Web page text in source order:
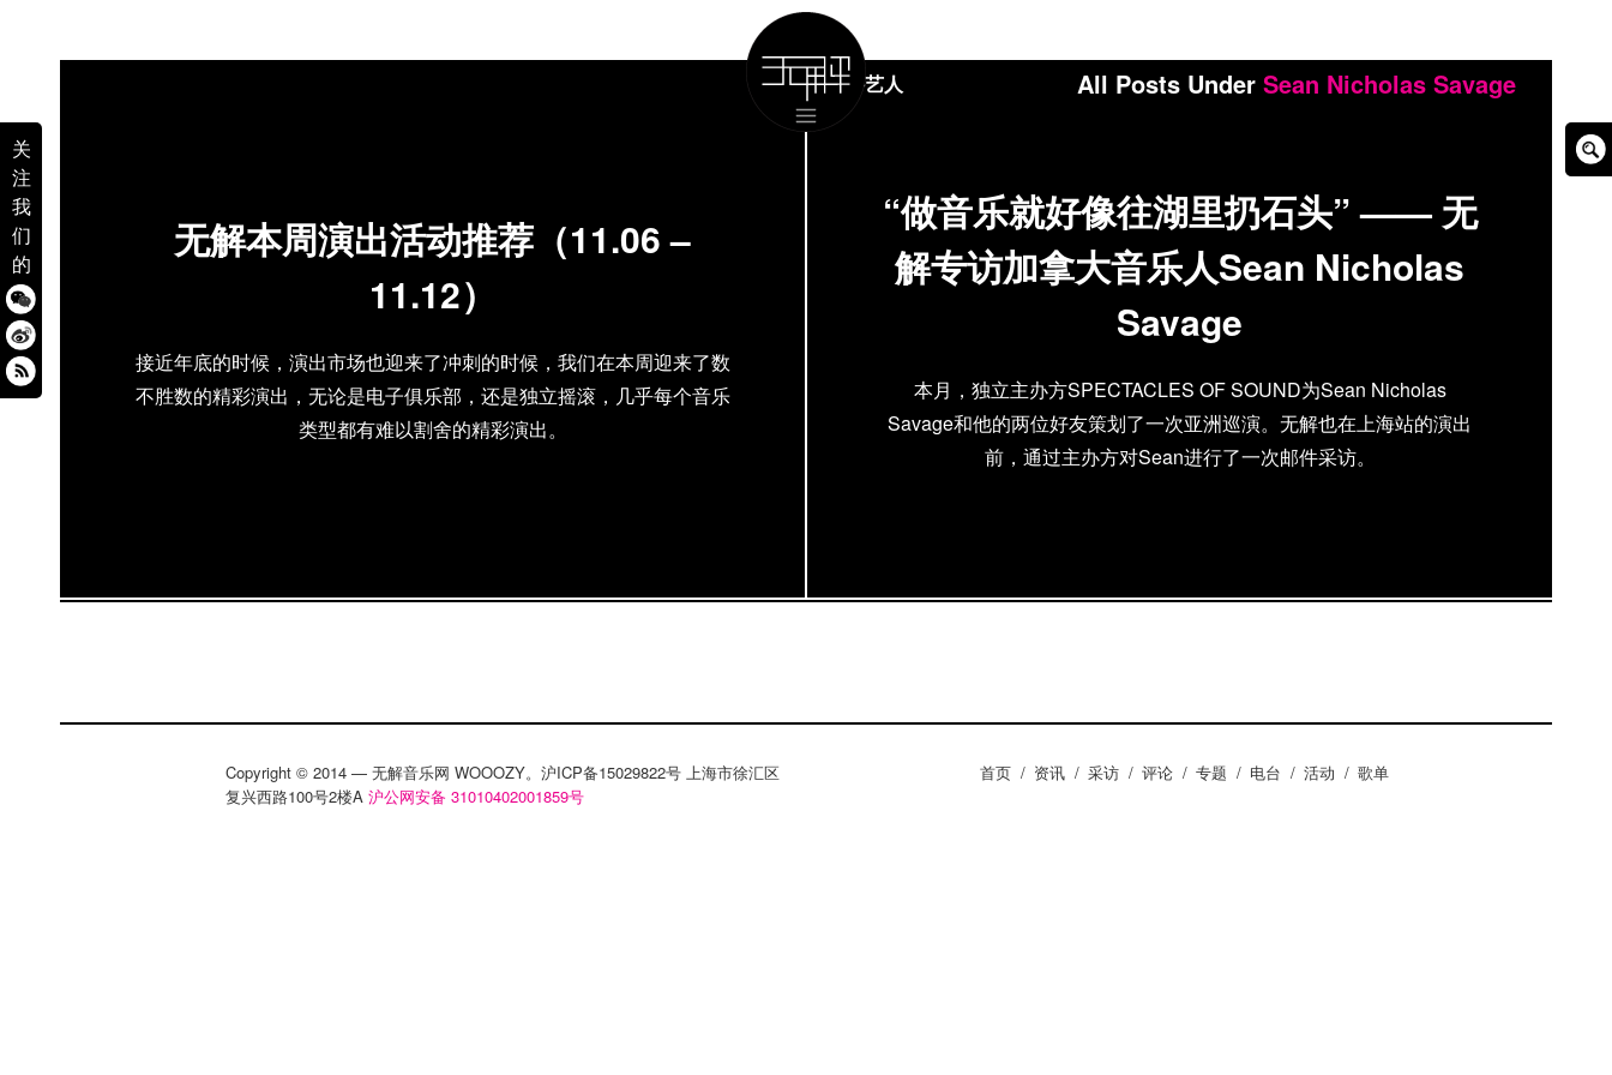
关
注
我
们
的
All Posts Under Sean Nicholas Savage
无解本周演出活动推荐（11.06 –
11.12）
接近年底的时候，演出市场也迎来了冲刺的时候，我们在本周迎来了数
不胜数的精彩演出，无论是电子俱乐部，还是独立摇滚，几乎每个音乐
类型都有难以割舍的精彩演出。
“做音乐就好像往湖里扔石头” —— 无
解专访加拿大音乐人Sean Nicholas
Savage
本月，独立主办方SPECTACLES OF SOUND为Sean Nicholas
Savage和他的两位好友策划了一次亚洲巡演。无解也在上海站的演出
前，通过主办方对Sean进行了一次邮件采访。
国外艺人
Copyright © 2014 — 无解音乐网 WOOOZY。沪ICP备15029822号 上海市徐汇区
复兴西路100号2楼A 沪公网安备 31010402001859号
首页 / 资讯 / 采访 / 评论 / 专题 / 电台 / 活动 / 歌单